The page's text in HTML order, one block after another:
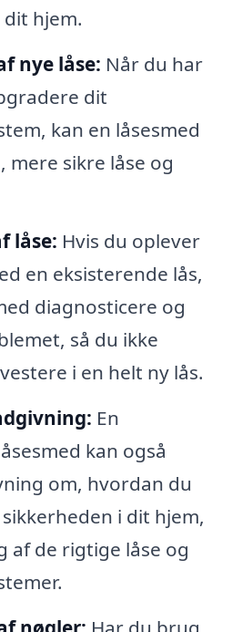
hjem.
nye låse: Når du har
dit
kan en låsesmed
mere sikre låse og
låse: Hvis du oplever
en eksisterende lås,
diagnosticere og
så du ikke
i en helt ny lås.
En
kan også
om, hvordan du
i dit hjem,
af de rigtige låse og